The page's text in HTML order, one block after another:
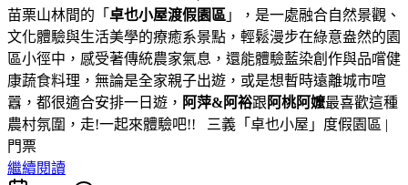
苗栗山林間的「 卓也小屋渡假園區 」，是一處融合自然景觀、
文化體驗與生活美學的療癒系景點，輕鬆漫步在綠意盎然的園
區小徑中，感受著傳統農家氣息，還能體驗藍染創作與品嚐健
康蔬食料理，無論是全家親子出遊，或是想暫時遠離城市喧
囂，都很適合安排一日遊， 阿萍&阿裕跟 阿桃阿嬤最喜歡這種
農村氛圍，走!一起來體驗吧!! 三義「卓也小屋」度假園區 |
門票
繼續閱讀